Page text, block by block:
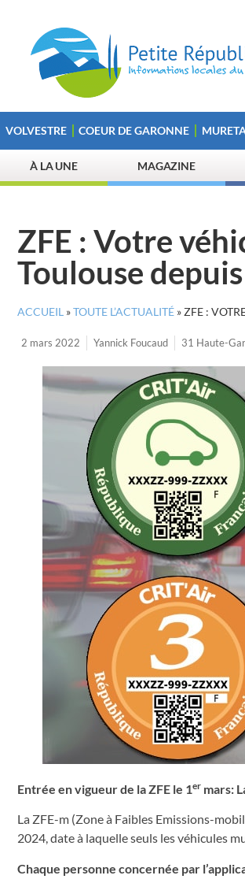
VOLVESTRE COEUR DE GARONNE
À LA UNE MAGAZINE
ZFE : Votre
Toulouse
ACCUEIL »TOUTE L’ACTUALITÉ »ZFE :
2 mars 2022 Yannick Foucaud 31 Haute-
Entrée en vigueur de la ZFE le 1er mars:
La ZFE-m (Zone à Faibles Emissions-
2024, date à laquelle seuls les véhicules
Chaque personne concernée par